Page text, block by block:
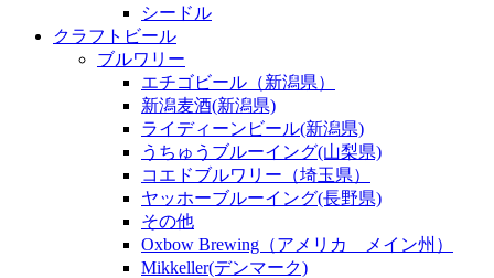
シードル
クラフトビール
ブルワリー
エチゴビール（新潟県）
新潟麦酒(新潟県)
ライディーンビール(新潟県)
うちゅうブルーイング(山梨県)
コエドブルワリー（埼玉県）
ヤッホーブルーイング(長野県)
その他
Oxbow Brewing（アメリカ メイン州）
Mikkeller(デンマーク)